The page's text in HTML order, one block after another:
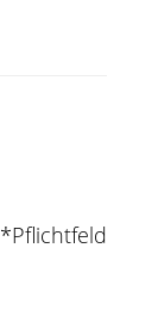
*Pflichtfeld